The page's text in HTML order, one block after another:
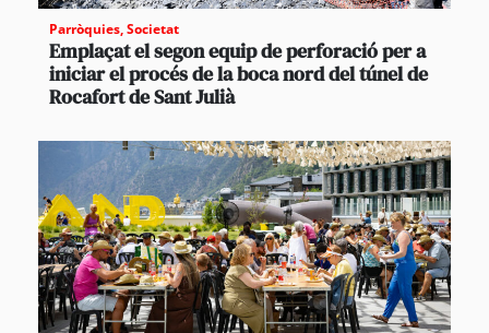
Parròquies,Societat
Emplaçat el segon equip de perforació per a
iniciar el procés de la boca nord del túnel de
Rocafort de Sant Julià